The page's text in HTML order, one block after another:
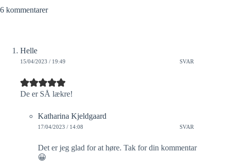
6 kommentarer
Helle
15/04/2023 / 19:49 SVAR
De er SÅ lækre!
Katharina Kjeldgaard
17/04/2023 / 14:08 SVAR
Det er jeg glad for at høre. Tak for din kommentar
😀